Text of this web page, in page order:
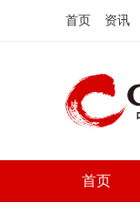
首页 资讯
首页